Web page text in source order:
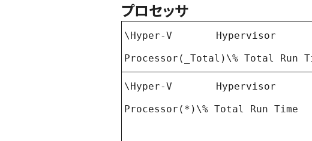
プロセッサ
\Hyper-V Hypervisor
Processor(_Total)\% Total Run
\Hyper-V Hypervisor
Processor(*)\% Total Run Time